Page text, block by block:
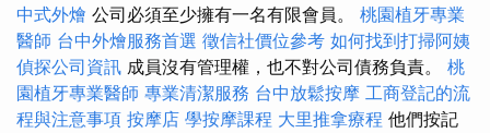
中式外燴 公司必須至少擁有一名有限會員。 桃園植牙專業
醫師 台中外燴服務首選 徵信社價位參考 如何找到打掃阿姨
偵探公司資訊 成員沒有管理權，也不對公司債務負責。 桃
園植牙專業醫師 專業清潔服務 台中放鬆按摩 工商登記的流
程與注意事項 按摩店 學按摩課程 大里推拿療程 他們按記